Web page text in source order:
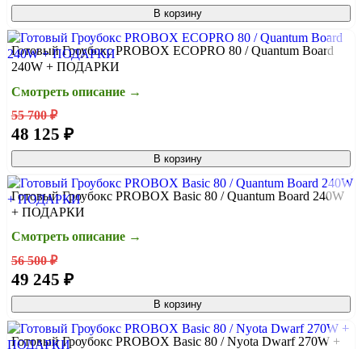
В корзину
Готовый Гроубокс PROBOX ECOPRO 80 / Quantum Board
240W + ПОДАРКИ
Смотреть описание →
55 700 ₽
48 125 ₽
В корзину
Готовый Гроубокс PROBOX Basic 80 / Quantum Board 240W
+ ПОДАРКИ
Смотреть описание →
56 500 ₽
49 245 ₽
В корзину
Готовый Гроубокс PROBOX Basic 80 / Nyota Dwarf 270W +